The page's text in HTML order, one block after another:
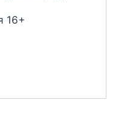
16+